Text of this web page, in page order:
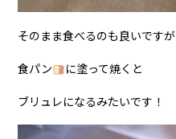
そのまま食べるのも良いですが
食パン に塗って焼くと
ブリュレになるみたいです！